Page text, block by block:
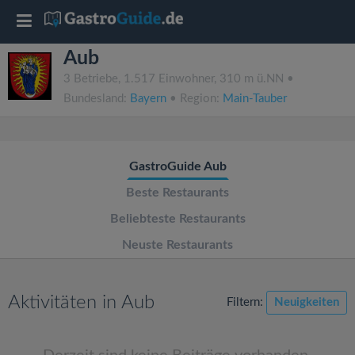
Aub
3 Betriebe, 1.517 Einwohner, 310 m ü.NN •
Bundesland: Bayern • Region: Main-Tauber
GastroGuide Aub
Beste Restaurants
Beliebteste Restaurants
Neuste Restaurants
Aktivitäten in Aub Filtern: Neuigkeiten
T
o
g